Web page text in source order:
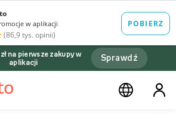
na pierwsze zakupy w
aplikacji
Sprawdź